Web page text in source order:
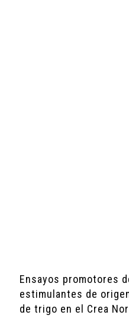
Ensayos promotores
estimulantes de
de trigo en el Crea